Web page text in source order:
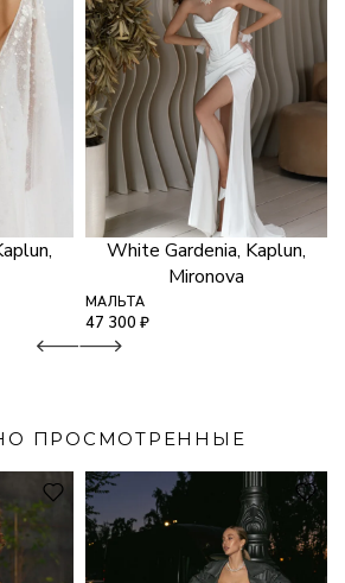
White Gardenia, Kaplun,
Mironova
МАЛЬТА
47 300 ₽
ПРОСМОТРЕННЫЕ